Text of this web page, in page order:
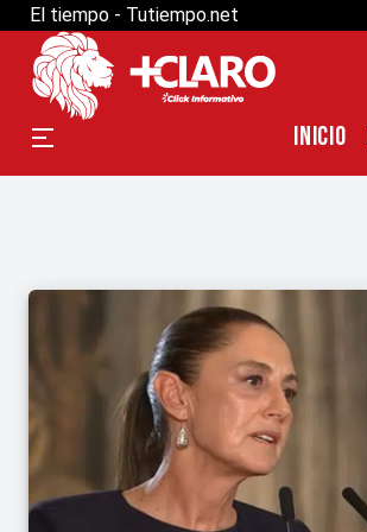
El tiempo - Tutiempo.net
INICIO